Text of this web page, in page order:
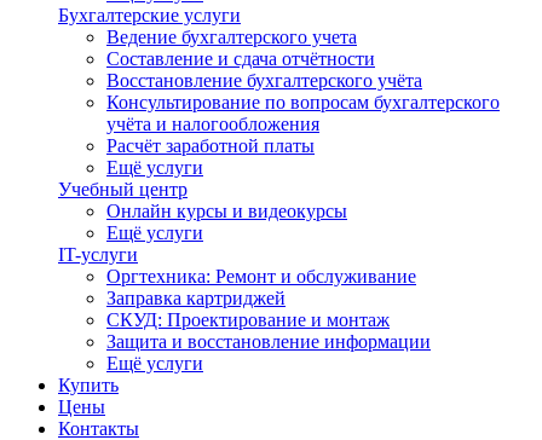
Бухгалтерские услуги
Ведение бухгалтерского учета
Составление и сдача отчётности
Восстановление бухгалтерского учёта
Консультирование по вопросам бухгалтерского
учёта и налогообложения
Расчёт заработной платы
Ещё услуги
Учебный центр
Онлайн курсы и видеокурсы
Ещё услуги
IT-услуги
Оргтехника: Ремонт и обслуживание
Заправка картриджей
СКУД: Проектирование и монтаж
Защита и восстановление информации
Ещё услуги
Купить
Цены
Контакты